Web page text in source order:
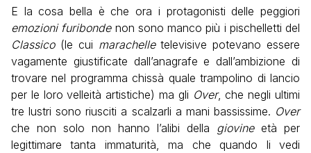
E la cosa bella è che ora i protagonisti delle peggiori
emozioni furibondenon sono manco più i pischelletti del
Classico(le cui marachelletelevisive potevano essere
vagamente giustificate dall’anagrafe e dall’ambizione di
trovare nel programma chissà quale trampolino di lancio
per le loro velleità artistiche) ma gli Over, che negli ultimi
tre lustri sono riusciti a scalzarli a mani bassissime. Over
che non solo non hanno l’alibi della giovineetà per
legittimare tanta immaturità, ma che quando li vedi